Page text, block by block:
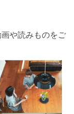
や読みものをご